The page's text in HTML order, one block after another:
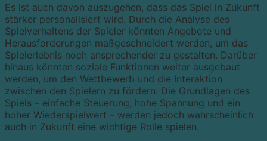
Es ist auch davon auszugehen, dass das Spiel in Zukunft
stärker personalisiert wird. Durch die Analyse des
Spielverhaltens der Spieler könnten Angebote und
Herausforderungen maßgeschneidert werden, um das
Spielerlebnis noch ansprechender zu gestalten. Darüber
hinaus könnten soziale Funktionen weiter ausgebaut
werden, um den Wettbewerb und die Interaktion
zwischen den Spielern zu fördern. Die Grundlagen des
Spiels – einfache Steuerung, hohe Spannung und ein
hoher Wiederspielwert – werden jedoch wahrscheinlich
auch in Zukunft eine wichtige Rolle spielen.